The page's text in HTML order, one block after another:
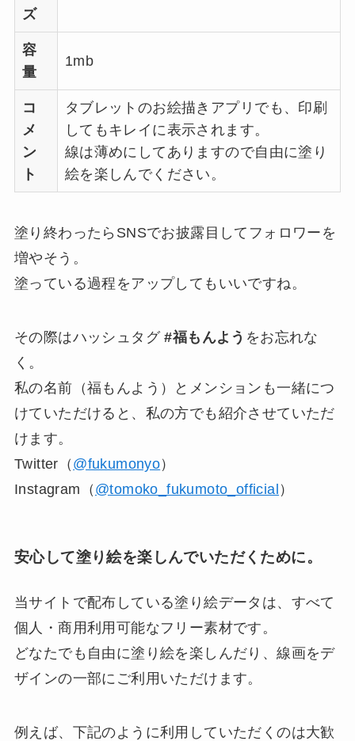
ズ
容
量
1mb
コ
メ
ン
ト
タブレットのお絵描きアプリでも、印刷
してもキレイに表示されます。
線は薄めにしてありますので自由に塗り
絵を楽しんでください。
塗り終わったらSNSでお披露目してフォロワーを
増やそう。
塗っている過程をアップしてもいいですね。
その際はハッシュタグ#福もんよう をお忘れな
く。
私の名前（福もんよう）とメンションも一緒につ
けていただけると、私の方でも紹介させていただ
けます。
Twitter（ @fukumonyo）
Instagram（ @tomoko_fukumoto_official ）
安心して塗り絵を楽しんでいただくために。
当サイトで配布している塗り絵データは、すべて
個人・商用利用可能なフリー素材です。
どなたでも自由に塗り絵を楽しんだり、線画をデ
ザインの一部にご利用いただけます。
例えば、下記のように利用していただくのは大歓